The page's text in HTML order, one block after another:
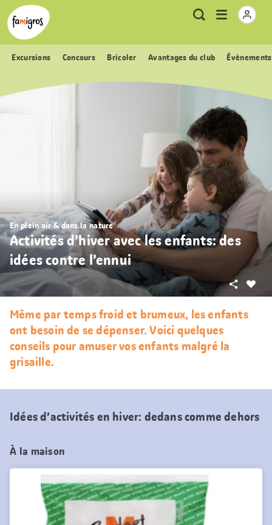
Signets
de
navigation
Header
Logo Métanavigation
RechercheOuvrir
Excursions Concours Bricoler Avantages du club
En plein air & dans la nature
Activités d’hiver avec les enfants: des
idées contre l’ennui
Partager
Même par temps froid et brumeux, les enfants
ont besoin de se dépenser. Voici quelques
conseils pour amuser vos enfants malgré la
grisaille.
Idées d’activités en hiver: dedans comme dehors
À la maison